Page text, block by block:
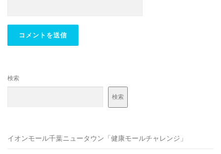
検索
検索
イオンモール千葉ニュータウン「健康モールチャレンジ」